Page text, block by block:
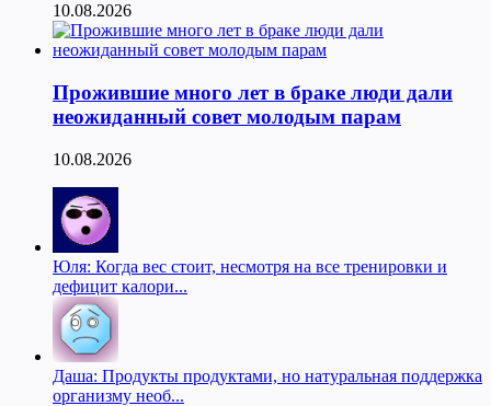
10.08.2026
Прожившие много лет в браке люди дали
неожиданный совет молодым парам
10.08.2026
Юля: Когда вес стоит, несмотря на все тренировки и
дефицит калори...
Даша: Продукты продуктами, но натуральная поддержка
организму необ...